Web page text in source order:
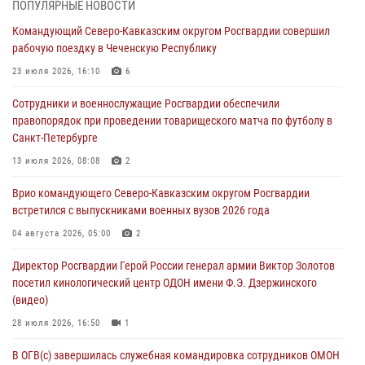
рядом с жилыми домами в центре Санкт-Петербурга (видео)
06 августа 2026, 08:18
задержании подозреваемых в похищении человека и
вымогательстве (видео)
06 августа 2026, 07:09
правопорядок при проведении матча Кубка России по футболу в
Санкт-Петербурге
06 августа 2026, 07:03 3
В Грозном военнослужащие Росгвардии присоединились к
всероссийской донорской акции «От сердца к сердцу»
06 августа 2026, 06:30
ПОПУЛЯРНЫЕ НОВОСТИ
Командующий Северо-Кавказским округом Росгвардии совершил
рабочую поездку в Чеченскую Республику
23 июля 2026, 16:10 6
Сотрудники и военнослужащие Росгвардии обеспечили
правопорядок при проведении товарищеского матча по футболу в
Санкт-Петербурге
13 июля 2026, 08:08 2
Врио командующего Северо-Кавказским округом Росгвардии
встретился с выпускниками военных вузов 2026 года
04 августа 2026, 05:00 2
Директор Росгвардии Герой России генерал армии Виктор Золотов
посетил кинологический центр ОДОН имени Ф.Э. Дзержинского
(видео)
28 июля 2026, 16:50 1
В ОГВ(с) завершилась служебная командировка сотрудников ОМОН